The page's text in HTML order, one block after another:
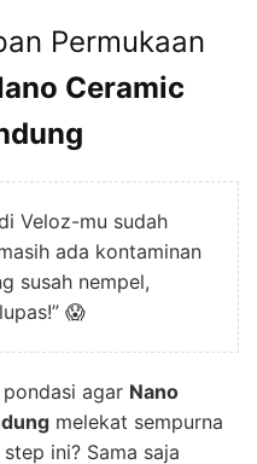
Permukaan
Ceramic
Veloz-mu sudah
ada kontaminan
susah nempel,
😱
agar Nano
melekat sempurna
ini? Sama saja